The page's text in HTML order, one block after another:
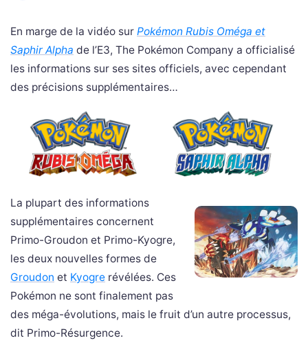
En marge de la vidéo sur Pokémon Rubis Oméga et
Saphir Alpha de l’E3, The Pokémon Company a officialisé
les informations sur ses sites officiels, avec cependant
des précisions supplémentaires…
La plupart des informations
supplémentaires concernent
Primo-Groudon et Primo-Kyogre,
les deux nouvelles formes de
Groudon et Kyogre révélées. Ces
Pokémon ne sont finalement pas
des méga-évolutions, mais le fruit d’un autre processus,
dit Primo-Résurgence.